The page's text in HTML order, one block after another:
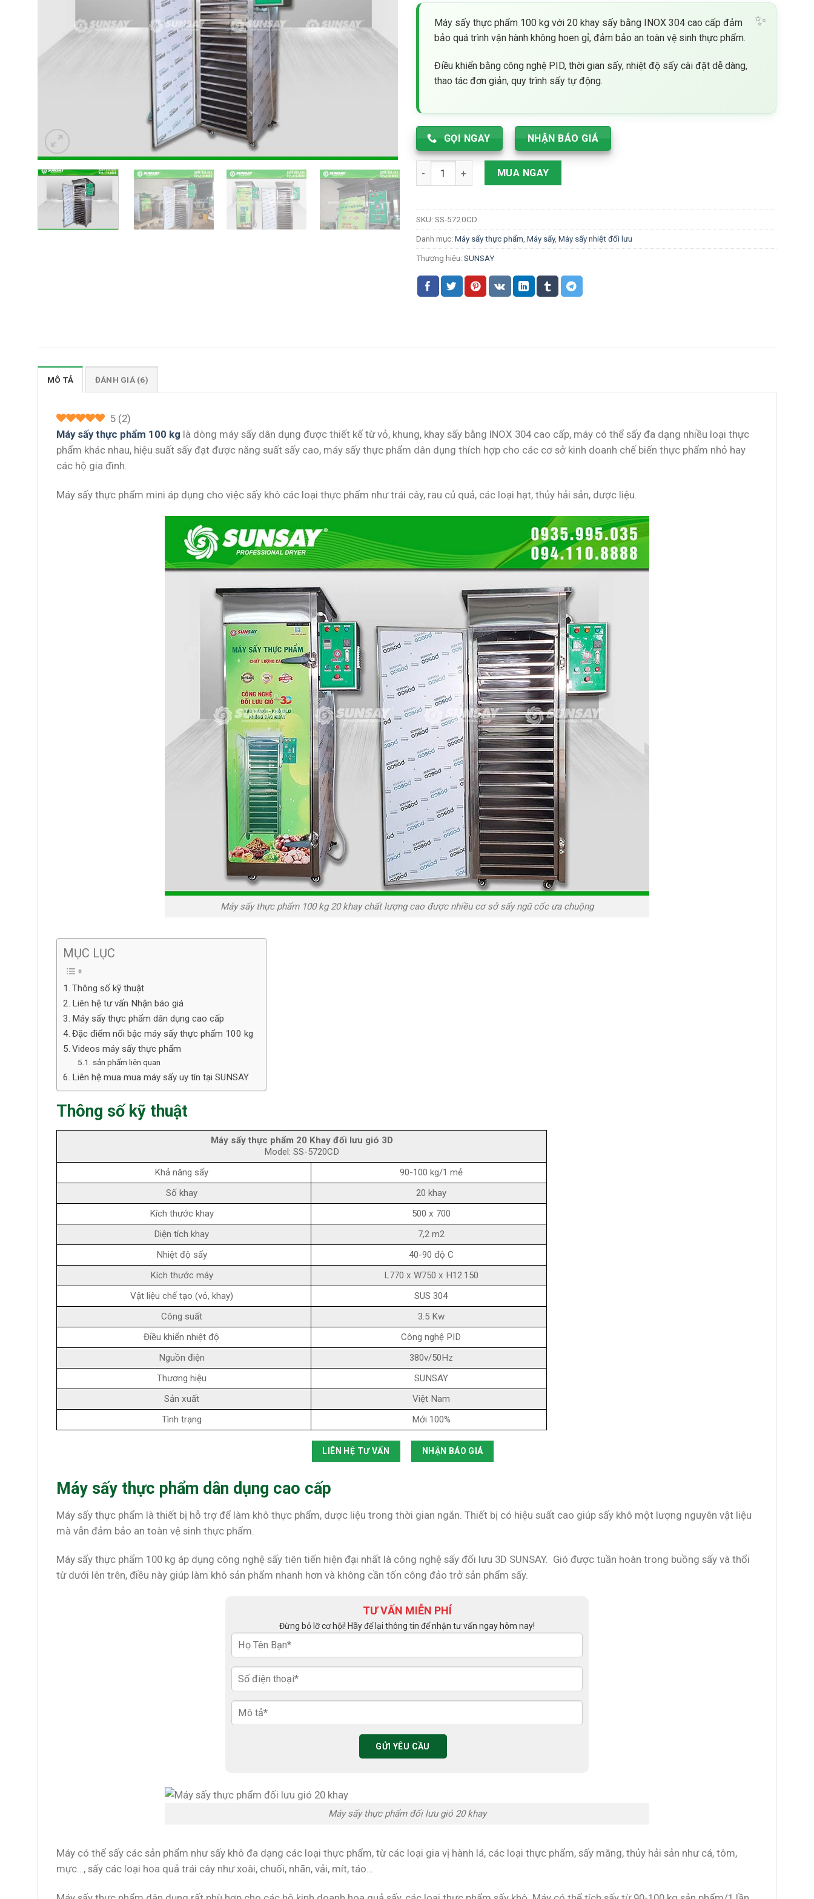
là:
1,200 ₫.
tại
là:
1,000 ₫.
Máy sấy thực phẩm 100 kg với 20 khay sấy bằng INOX 304 cao cấp đảm
bảo quá trình vận hành không hoen gỉ, đảm bảo an toàn vệ sinh thực phẩm.
Điều khiển bằng công nghệ PID, thời gian sấy, nhiệt độ sấy cài đặt dễ dàng,
thao tác đơn giản, quy trình sấy tự động.
GỌI NGAY NHẬN BÁO GIÁ
Máy sấy thực phẩm 100 kg 20 khay sấy - máy sấy dân dụng đa năng đối lưu gió 3D số lượng
MUA NGAY
SKU: SS-5720CD
Danh mục: Máy sấy thực phẩm, Máy sấy, Máy sấy nhiệt đối lưu
Thương hiệu: SUNSAY
MÔ TẢ ĐÁNH GIÁ (6)
5 (2)
Máy sấy thực phẩm 100 kg là dòng máy sấy dân dụng được thiết kế từ vỏ, khung, khay sấy bằng INOX 304 cao cấp, máy có thể sấy đa dạng nhiều loại thực
phẩm khác nhau, hiệu suất sấy đạt được năng suất sấy cao, máy sấy thực phẩm dân dụng thích hợp cho các cơ sở kinh doanh chế biến thực phẩm nhỏ hay
các hộ gia đình.
Máy sấy thực phẩm mini áp dụng cho việc sấy khô các loại thực phẩm như trái cây, rau củ quả, các loại hạt, thủy hải sản, dược liệu.
Máy sấy thực phẩm 100 kg 20 khay chất lượng cao được nhiều cơ sở sấy ngũ cốc ưa chuộng
MỤC LỤC
Thông số kỹ thuật
Liên hệ tư vấn Nhận báo giá
Máy sấy thực phẩm dân dụng cao cấp
Đặc điểm nổi bậc máy sấy thực phẩm 100 kg
Videos máy sấy thực phẩm
sản phẩm liên quan
Liên hệ mua mua máy sấy uy tín tại SUNSAY
Thông số kỹ thuật
Máy sấy thực phẩm 20 Khay đối lưu gió 3D
Model: SS-5720CD
Khả năng sấy
90-100 kg/1 mẻ
Số khay
20 khay
Kích thước khay
500 x 700
Diện tích khay
7,2 m2
Nhiệt độ sấy
40-90 độ C
Kích thước máy
L770 x W750 x H12.150
Vật liệu chế tạo (vỏ, khay)
SUS 304
Công suất
3.5 Kw
Điều khiển nhiệt độ
Công nghệ PID
Nguồn điện
380v/50Hz
Thương hiệu
SUNSAY
Sản xuất
Việt Nam
Tình trạng
Mới 100%
LIÊN HỆ TƯ VẤN NHẬN BÁO GIÁ
Máy sấy thực phẩm dân dụng cao cấp
Máy sấy thực phẩm là thiết bị hỗ trợ để làm khô thực phẩm, dược liệu trong thời gian ngắn. Thiết bị có hiệu suất cao giúp sấy khô một lượng nguyên vật liệu
mà vẫn đảm bảo an toàn vệ sinh thực phẩm.
Máy sấy thực phẩm 100 kg áp dụng công nghệ sấy tiên tiến hiện đại nhất là công nghệ sấy đối lưu 3D SUNSAY. Gió được tuần hoàn trong buồng sấy và thổi
từ dưới lên trên, điều này giúp làm khô sản phẩm nhanh hơn và không cần tốn công đảo trở sản phẩm sấy.
TƯ VẤN MIỄN PHÍ
Đừng bỏ lỡ cơ hội! Hãy để lại thông tin để nhận tư vấn ngay hôm nay!
Máy sấy thực phẩm đối lưu gió 20 khay
Máy có thể sấy các sản phẩm như sấy khô đa dạng các loại thực phẩm, từ các loại gia vị hành lá, các loại thực phẩm, sấy măng, thủy hải sản như cá, tôm,
mực…, sấy các loại hoa quả trái cây như xoài, chuối, nhãn, vải, mít, táo…